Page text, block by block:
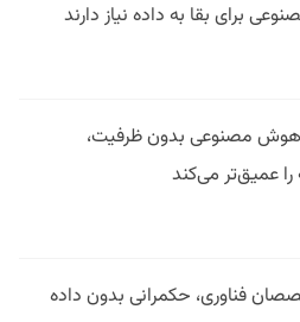
برای بقا به داده نیاز دارند
هوش مصنوعی بدون ظرفیت،
عمیق‌تر می‌کند
فناوری، حکمرانی بدون داده